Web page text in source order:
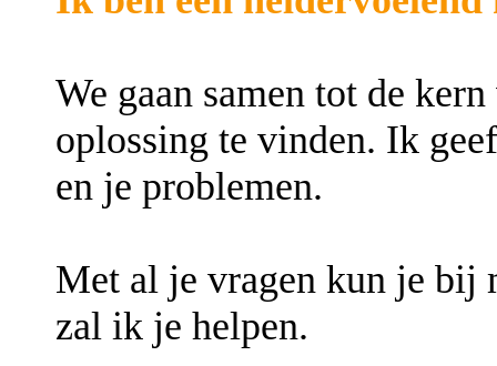
We gaan samen tot de
oplossing te vinden. Ik
en je problemen.
Met al je vragen kun je bij
zal ik je helpen.